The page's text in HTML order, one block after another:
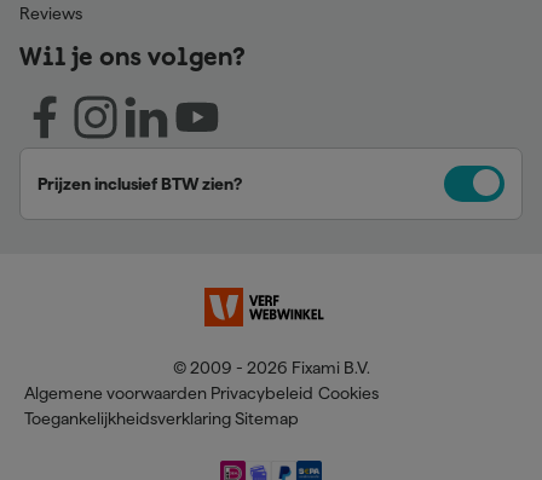
Reviews
Wil je ons volgen?
Prijzen inclusief BTW zien?
© 2009 - 2026 Fixami B.V.
Algemene voorwaarden Privacybeleid Cookies
Toegankelijkheidsverklaring Sitemap